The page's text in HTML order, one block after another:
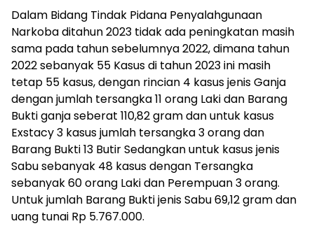
Dalam Bidang Tindak Pidana Penyalahgunaan
Narkoba ditahun 2023 tidak ada peningkatan masih
sama pada tahun sebelumnya 2022, dimana tahun
2022 sebanyak 55 Kasus di tahun 2023 ini masih
tetap 55 kasus, dengan rincian 4 kasus jenis Ganja
dengan jumlah tersangka 11 orang Laki dan Barang
Bukti ganja seberat 110,82 gram dan untuk kasus
Exstacy 3 kasus jumlah tersangka 3 orang dan
Barang Bukti 13 Butir Sedangkan untuk kasus jenis
Sabu sebanyak 48 kasus dengan Tersangka
sebanyak 60 orang Laki dan Perempuan 3 orang.
Untuk jumlah Barang Bukti jenis Sabu 69,12 gram dan
uang tunai Rp 5.767.000.